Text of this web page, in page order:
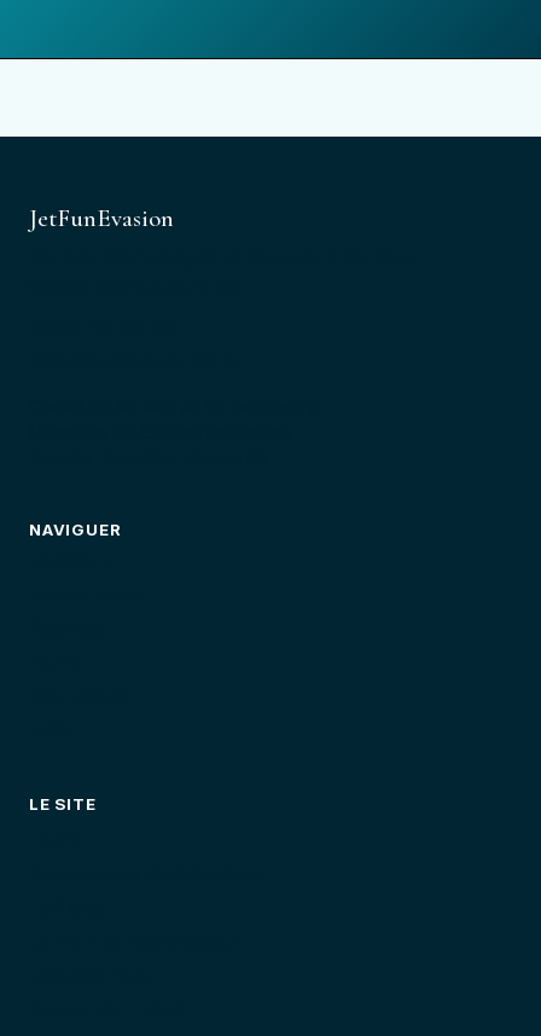
JetFunEvasion
NAVIGUER
LE SITE